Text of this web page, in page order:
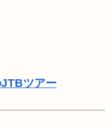
ツアー